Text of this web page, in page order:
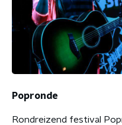
Popronde
Rondreizend festival